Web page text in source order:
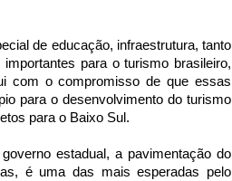
de educação, infraestrutura, tanto
para o turismo brasileiro,
com o compromisso de que essas
para o desenvolvimento do turismo
para o Baixo Sul.
estadual, a pavimentação do
é uma das mais esperadas pelo